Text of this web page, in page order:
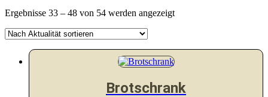
Ergebnisse 33 – 48 von 54 werden angezeigtNach
Brotschrank